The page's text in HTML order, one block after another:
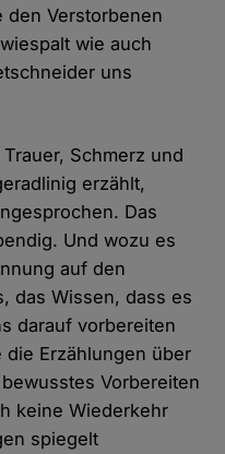
den Verstorbenen
wie auch
uns
Schmerz und
erzählt,
Das
Und wozu es
auf den
das Wissen, dass es
darauf vorbereiten
Erzählungen über
Vorbereiten
keine Wiederkehr
spiegelt